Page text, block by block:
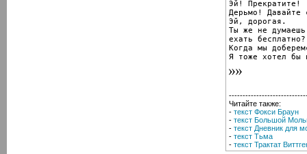
Эй! Прекратите!
Дерьмо! Давайте
Эй, дорогая.
Ты же не
ехать бесплатно?
Когда мы
Я тоже хотел бы
Читайте также:
- текст Фокси Браун
- текст Большой
- текст Дневник для
- текст Тьма
- текст Трактат